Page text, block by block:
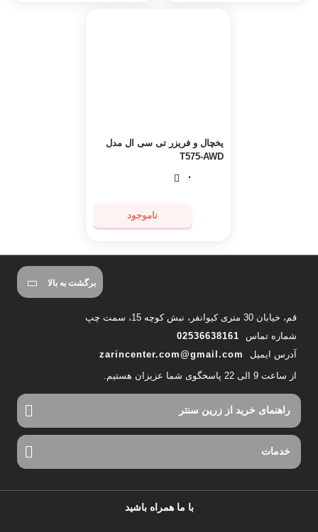
یخچال و فریزر تی سی ال مدل
T575-AWD
۰
ناموجود
برگشت به بالا
قم، خیابان 30 متری کیوانفر، نبش کوچه 15، سمت چپ
شماره تماس
02536638161
آدرس ایمیل
zarincenter.com@gmail.com
از ساعت 9 الی 22 پاسخگوی شما عزیزان هستیم.
راهنمای خرید از زرین سنتر
خدمات
با ما همراه باشید